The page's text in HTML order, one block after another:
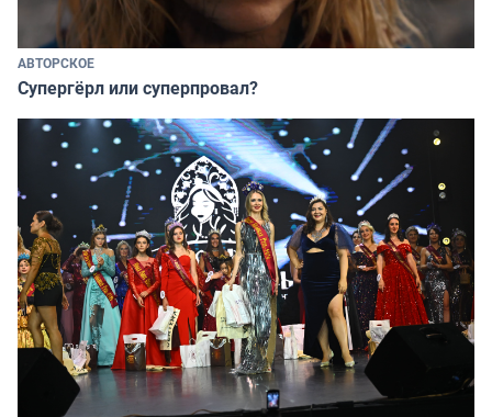
АВТОРСКОЕ
Супергёрл или суперпровал?